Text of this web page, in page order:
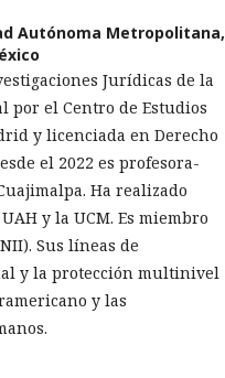
Autónoma Metropolitana,
Jurídicas de la
por el Centro de Estudios
y licenciada en Derecho
el 2022 es profesora-
Ha realizado
y la UCM. Es miembro
Sus líneas de
y la protección multinivel
y las